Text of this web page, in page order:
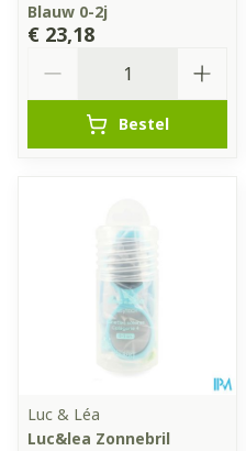
Blauw 0-2j
€ 23,18
Bestel
Luc & Léa
Luc&lea Zonnebril